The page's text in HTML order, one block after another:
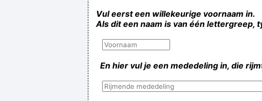
Vul eerst een willekeurige voornaam in.
Als dit een naam is van één lettergreep,
En hier vul je een mededeling in, die